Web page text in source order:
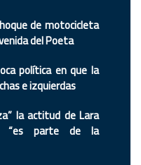
de motocicleta
del Poeta
política en que la
e izquierdas
la actitud de Lara
“es parte de la